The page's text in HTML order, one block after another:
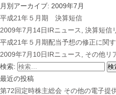
月別アーカイブ: 2009年7月
平成21年５月期 決算短信
2009年7月14日IRニュース 決算短信
平成21年５月期配当予想の修正に関
2009年7月10日IRニュース その他リ
検索:
最近の投稿
第72回定時株主総会 その他の電子提